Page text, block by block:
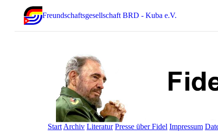
Freundschaftsgesellschaft BRD - Kuba e.V.
Start Archiv Literatur Presse über Fidel Impressum